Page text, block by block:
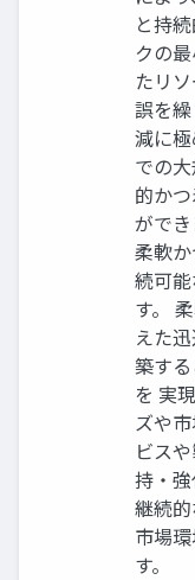
と持
クの
たリ
誤を
減に
での
的か
ができ
柔軟
続可
す。
えた
築す
を 実
ズや
ビス
持・強
継続
市場
す。